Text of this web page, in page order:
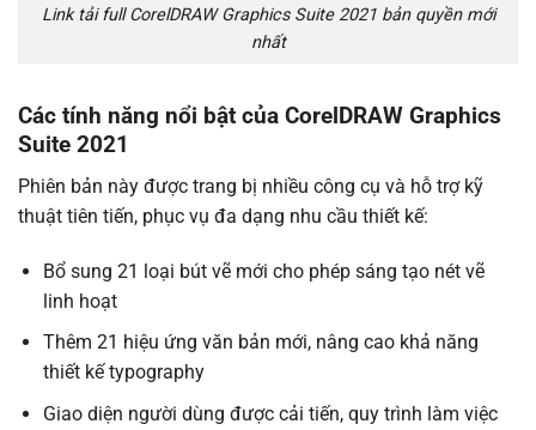
Link tải full CorelDRAW Graphics Suite 2021 bản quyền mới
nhất
Các tính năng nổi bật của CorelDRAW Graphics
Suite 2021
Phiên bản này được trang bị nhiều công cụ và hỗ trợ kỹ
thuật tiên tiến, phục vụ đa dạng nhu cầu thiết kế:
Bổ sung 21 loại bút vẽ mới cho phép sáng tạo nét vẽ
linh hoạt
Thêm 21 hiệu ứng văn bản mới, nâng cao khả năng
thiết kế typography
Giao diện người dùng được cải tiến, quy trình làm việc